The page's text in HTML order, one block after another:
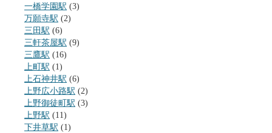
一橋学園駅 (3)
万願寺駅 (2)
三田駅 (6)
三軒茶屋駅 (9)
三鷹駅 (16)
上町駅 (1)
上石神井駅 (6)
上野広小路駅 (2)
上野御徒町駅 (3)
上野駅 (11)
下井草駅 (1)